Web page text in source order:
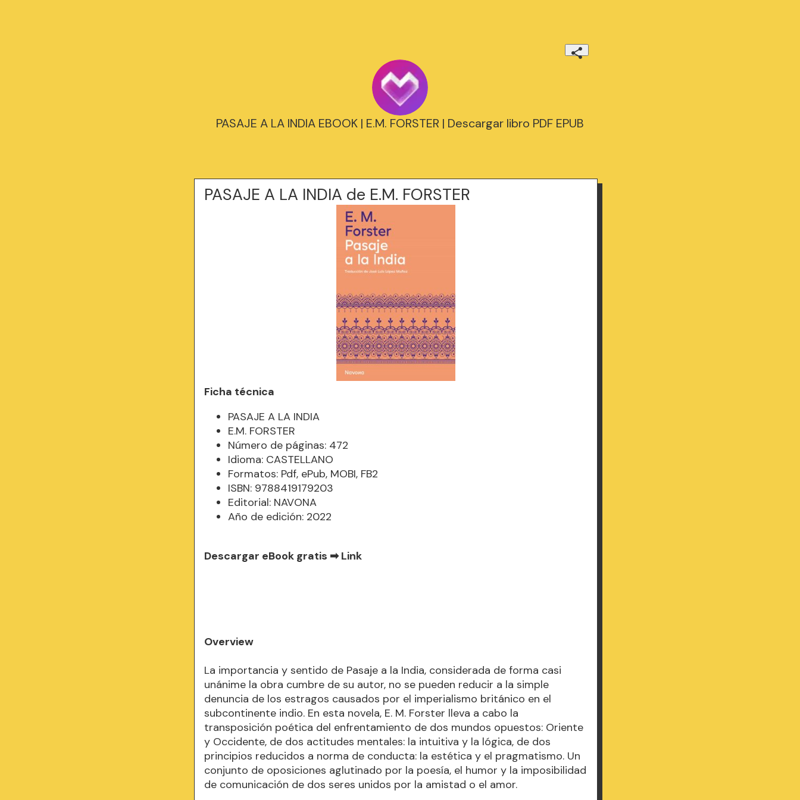
PASAJE A LA INDIA EBOOK | E.M. FORSTER | Descargar libro PDF EPUB
PASAJE A LA INDIA de E.M. FORSTER
Ficha técnica
PASAJE A LA INDIA
E.M. FORSTER
Número de páginas: 472
Idioma: CASTELLANO
Formatos: Pdf, ePub, MOBI, FB2
ISBN: 9788419179203
Editorial: NAVONA
Año de edición: 2022
Descargar eBook gratis ➡Link
Overview
La importancia y sentido de Pasaje a la India, considerada de forma casi
unánime la obra cumbre de su autor, no se pueden reducir a la simple
denuncia de los estragos causados por el imperialismo británico en el
subcontinente indio. En esta novela, E. M. Forster lleva a cabo la
transposición poética del enfrentamiento de dos mundos opuestos: Oriente
y Occidente, de dos actitudes mentales: la intuitiva y la lógica, de dos
principios reducidos a norma de conducta: la estética y el pragmatismo. Un
conjunto de oposiciones aglutinado por la poesía, el humor y la imposibilidad
de comunicación de dos seres unidos por la amistad o el amor.